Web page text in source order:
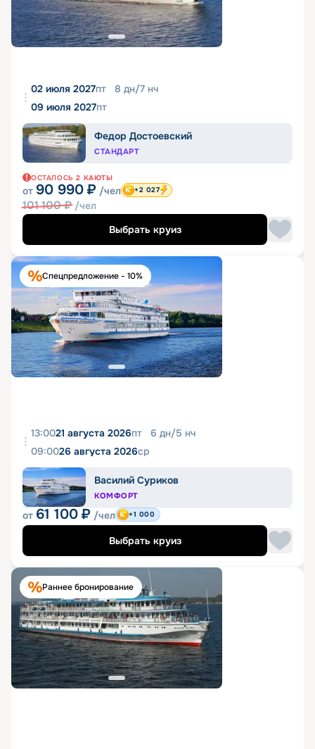
02 июля 2027пт 8 дн/7 нч
09 июля 2027пт
Федор Достоевский
СТАНДАРТ
ОСТАЛОСЬ 2 КАЮТЫ
от 90 990 ₽ /чел
101 100₽ /чел
+2 027
Выбрать круиз
Спецпредложение - 10%
13:0021 августа 2026пт 6 дн/5 нч
09:0026 августа 2026ср
Василий Суриков
КОМФОРТ
от 61 100 ₽ /чел +1 000
Выбрать круиз
Раннее бронирование